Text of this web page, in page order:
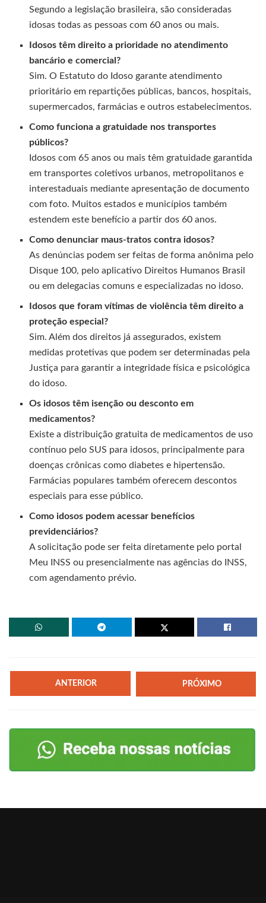
Segundo a legislação brasileira, são consideradas
idosas todas as pessoas com 60 anos ou mais.
Idosos têm direito a prioridade no atendimento
bancário e comercial?
Sim. O Estatuto do Idoso garante atendimento
prioritário em repartições públicas, bancos, hospitais,
supermercados, farmácias e outros estabelecimentos.
Como funciona a gratuidade nos transportes
públicos?
Idosos com 65 anos ou mais têm gratuidade garantida
em transportes coletivos urbanos, metropolitanos e
interestaduais mediante apresentação de documento
com foto. Muitos estados e municípios também
estendem este benefício a partir dos 60 anos.
Como denunciar maus-tratos contra idosos?
As denúncias podem ser feitas de forma anônima pelo
Disque 100, pelo aplicativo Direitos Humanos Brasil
ou em delegacias comuns e especializadas no idoso.
Idosos que foram vítimas de violência têm direito a
proteção especial?
Sim. Além dos direitos já assegurados, existem
medidas protetivas que podem ser determinadas pela
Justiça para garantir a integridade física e psicológica
do idoso.
Os idosos têm isenção ou desconto em
medicamentos?
Existe a distribuição gratuita de medicamentos de uso
contínuo pelo SUS para idosos, principalmente para
doenças crônicas como diabetes e hipertensão.
Farmácias populares também oferecem descontos
especiais para esse público.
Como idosos podem acessar benefícios
previdenciários?
A solicitação pode ser feita diretamente pelo portal
Meu INSS ou presencialmente nas agências do INSS,
com agendamento prévio.
ANTERIOR PRÓXIMO